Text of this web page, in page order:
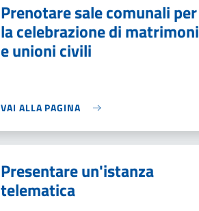
Prenotare sale comunali per
la celebrazione di matrimoni
e unioni civili
VAI ALLA PAGINA
Presentare un'istanza
telematica